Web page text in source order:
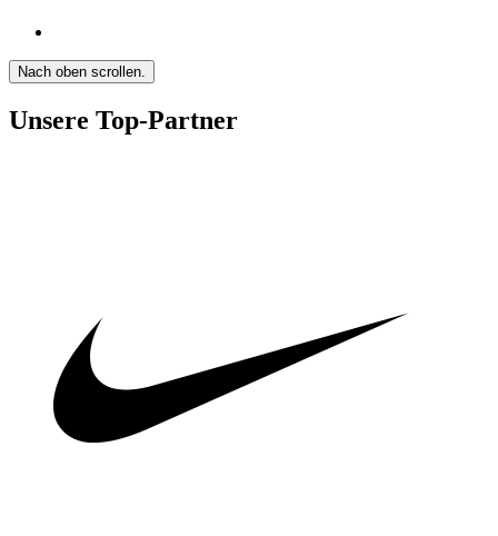
Nach oben scrollen.
Unsere Top-Partner